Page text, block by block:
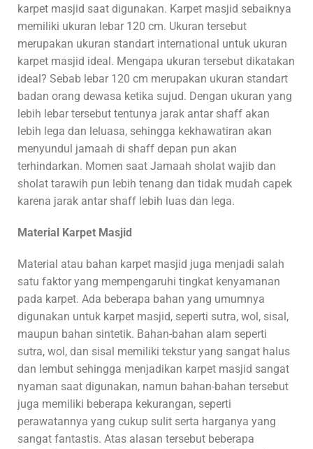
karpet masjid saat digunakan. Karpet masjid sebaiknya
memiliki ukuran lebar 120 cm. Ukuran tersebut
merupakan ukuran standart international untuk ukuran
karpet masjid ideal. Mengapa ukuran tersebut dikatakan
ideal? Sebab lebar 120 cm merupakan ukuran standart
badan orang dewasa ketika sujud. Dengan ukuran yang
lebih lebar tersebut tentunya jarak antar shaff akan
lebih lega dan leluasa, sehingga kekhawatiran akan
menyundul jamaah di shaff depan pun akan
terhindarkan. Momen saat Jamaah sholat wajib dan
sholat tarawih pun lebih tenang dan tidak mudah capek
karena jarak antar shaff lebih luas dan lega.
Material Karpet Masjid
Material atau bahan karpet masjid juga menjadi salah
satu faktor yang mempengaruhi tingkat kenyamanan
pada karpet. Ada beberapa bahan yang umumnya
digunakan untuk karpet masjid, seperti sutra, wol, sisal,
maupun bahan sintetik. Bahan-bahan alam seperti
sutra, wol, dan sisal memiliki tekstur yang sangat halus
dan lembut sehingga menjadikan karpet masjid sangat
nyaman saat digunakan, namun bahan-bahan tersebut
juga memiliki beberapa kekurangan, seperti
perawatannya yang cukup sulit serta harganya yang
sangat fantastis. Atas alasan tersebut beberapa